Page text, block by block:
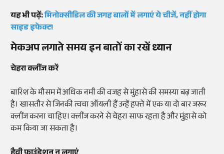
यह भी पढ़ें:मिनोक्सीडिल की जगह बालों में लगाएं ये चीजें, नहीं होगा
साइड इफेक्ट!
मेकअप लगाते समय इन बातों का रखें ध्यान
चेहरा क्लींज करें
बारिश के मौसम में अधिक नमी की वजह से मुंहासे की समस्या बढ़ जाती
है। खासतौर से जिनकी त्वचा ऑयली हैं उन्हें हफ्ते में एक या दो बार जरूर
क्लींज करना चाहिए। क्लींज करने से चेहरा साफ रहता है और मुंहासे को
कम किया जा सकता है।